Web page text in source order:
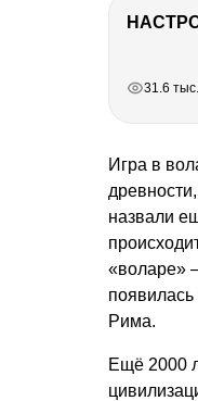
31.6
Игра в
назвали
«воларе»
Рима.
Ещё 2000